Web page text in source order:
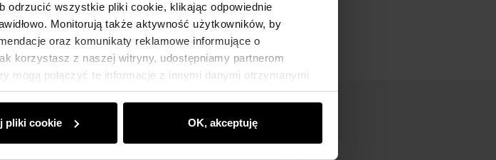
odrzucić wszystkie pliki cookie, klikając odpowiednie
Monitorują także aktywność użytkowników, by
oraz komunikaty reklamowe informujące o
korzystasz z naszej witryny, udostępniamy partnerom
mogą połączyć te informacje z innymi danymi otrzymanymi
pliki cookie OK, akceptuję
Klub Klienta Ochnik